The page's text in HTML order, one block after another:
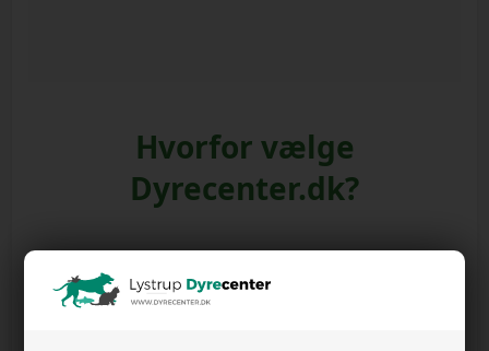
Hvorfor vælge
Dyrecenter.dk?
🚚Fri fragttil
pakkebutik fra 999 kr
📦